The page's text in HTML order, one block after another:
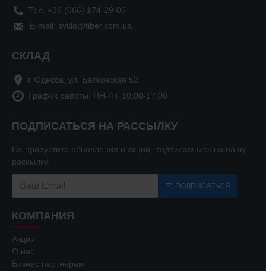
Тел. +38 (066) 174-29-06
E-mail: svitlo@fiber.com.ua
СКЛАД
г. Одесса, ул. Балковская 52
График работы: ПН-ПТ 10.00-17.00
ПОДПИСАТЬСЯ НА РАССЫЛКУ
Не пропустите обновления и акции, подписавшись на нашу
рассылку.
ПОДПИСАТЬСЯ
КОМПАНИЯ
Акции
О нас
Бизнес партнерам